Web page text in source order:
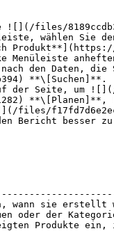
files/
wählen Sie
den Daten, die
**\[Suchen]**.
files/
danach, wann
oder der
Produkte